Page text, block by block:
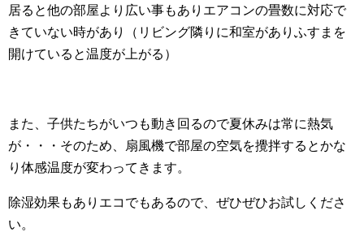
居ると他の部屋より広い事もありエアコンの畳数に対応で
きていない時があり（リビング隣りに和室がありふすまを
開けていると温度が上がる）
また、子供たちがいつも動き回るので夏休みは常に熱気
が・・・そのため、扇風機で部屋の空気を攪拌するとかな
り体感温度が変わってきます。
除湿効果もありエコでもあるので、ぜひぜひお試しくださ
い。